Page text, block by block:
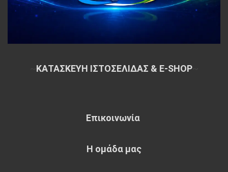
ΚΑΤΑΣΚΕΥΗ ΙΣΤΟΣΕΛΙΔΑΣ & E-SHOP~
Επικοινωνία
Η ομάδα μας